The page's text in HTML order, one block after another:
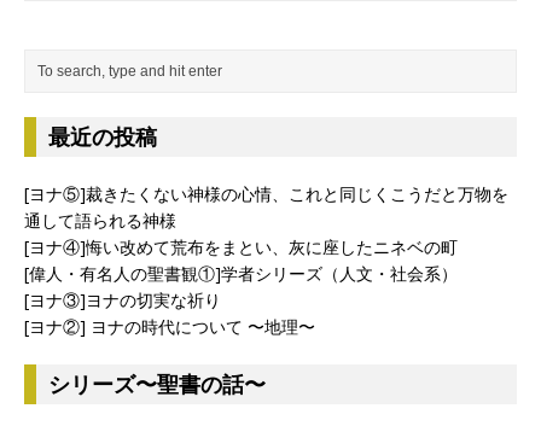
最近の投稿
[ヨナ⑤]裁きたくない神様の心情、これと同じくこうだと万物を
通して語られる神様
[ヨナ④]悔い改めて荒布をまとい、灰に座したニネベの町
[偉人・有名人の聖書観①]学者シリーズ（人文・社会系）
[ヨナ③]ヨナの切実な祈り
[ヨナ②] ヨナの時代について 〜地理〜
シリーズ〜聖書の話〜